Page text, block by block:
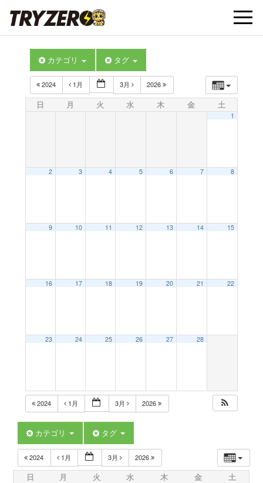
t
t
カテゴリ タグ
2024 1月 3月 2026
日 月 火 水 木 金 土
1
2 3 4 5 6 7 8
9 10 11 12 13 14 15
16 17 18 19 20 21 22
23 24 25 26 27 28
2024 1月 3月 2026
カテゴリ タグ
2024 1月 3月 2026
日 月 火 水 木 金 土